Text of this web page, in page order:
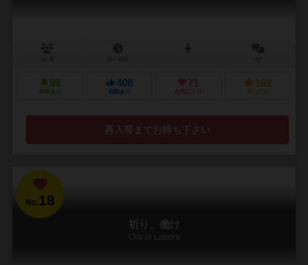
99
興味あり
408
経験あり
71
お気に入り
182
持ってる
再入荷までお待ち下さい
No.18
祈り、働け
Ora et Labora